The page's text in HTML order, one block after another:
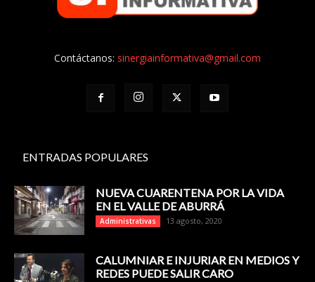
Contáctanos: sinergiainformativa@gmail.com
ENTRADAS POPULARES
NUEVA CUARENTENA POR LA VIDA
EN EL VALLE DE ABURRÁ
Administrativas 13 agosto, 2020
CALUMNIAR E INJURIAR EN MEDIOS Y
REDES PUEDE SALIR CARO